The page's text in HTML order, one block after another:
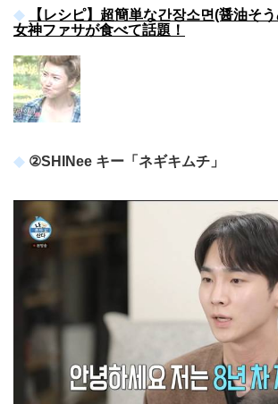
【レシピ】超簡単な간장소면(醤油そ
女神ファサが食べて話題！
②SHINee キー「ネギキムチ」